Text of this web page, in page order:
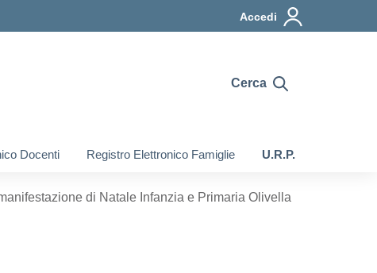
Accedi
Cerca
Docenti Registro Elettronico Famiglie U.R.P.
di Natale Infanzia e Primaria Olivella